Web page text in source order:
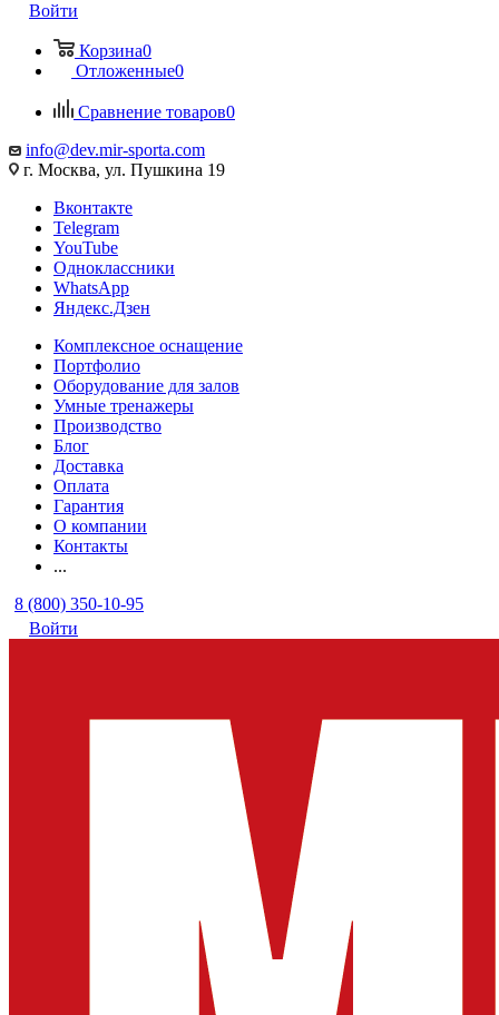
Войти
Корзина0
Отложенные0
Сравнение товаров0
info@dev.mir-sporta.com
г. Москва, ул. Пушкина 19
Вконтакте
Telegram
YouTube
Одноклассники
WhatsApp
Яндекс.Дзен
Комплексное оснащение
Портфолио
Оборудование для залов
Умные тренажеры
Производство
Блог
Доставка
Оплата
Гарантия
О компании
Контакты
...
8 (800) 350-10-95
Войти